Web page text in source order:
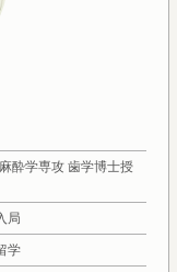
酔学専攻 歯学博士授
局
学